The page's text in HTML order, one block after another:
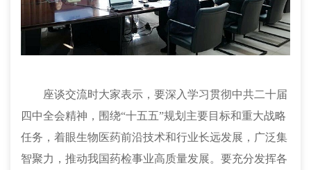
座谈交流时大家表示，要深入学习贯彻中共二十届
四中全会精神，围绕“十五五”规划主要目标和重大战略
任务，着眼生物医药前沿技术和行业长远发展，广泛集
智聚力，推动我国药检事业高质量发展。要充分发挥各